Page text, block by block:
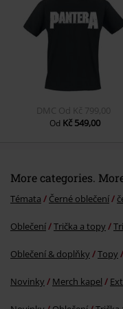
Odeslat komentář
DMC Od Kč 799,00
Od Kč 549,00
More categories.
Témata Černé oblečení
Oblečení Trička a topy
Oblečení & doplňky Topy
Novinky Merch kapel